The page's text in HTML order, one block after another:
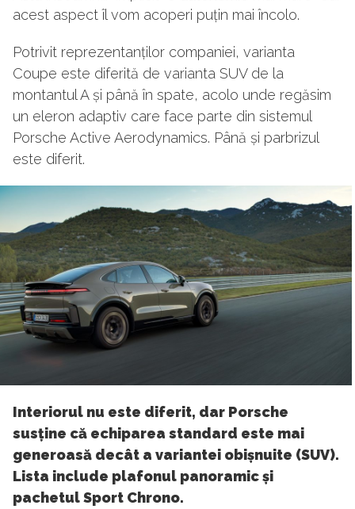
acest aspect îl vom acoperi puțin mai încolo.
Potrivit reprezentanților companiei, varianta
Coupe este diferită de varianta SUV de la
montantul A și până în spate, acolo unde regăsim
un eleron adaptiv care face parte din sistemul
Porsche Active Aerodynamics. Până și parbrizul
este diferit.
Interiorul nu este diferit, dar Porsche
susține că echiparea standard este mai
generoasă decât a variantei obișnuite (SUV).
Lista include plafonul panoramic și
pachetul Sport Chrono.